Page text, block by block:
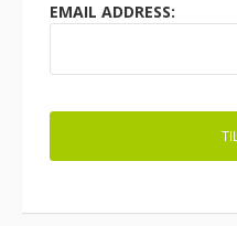
EMAIL ADDRESS: